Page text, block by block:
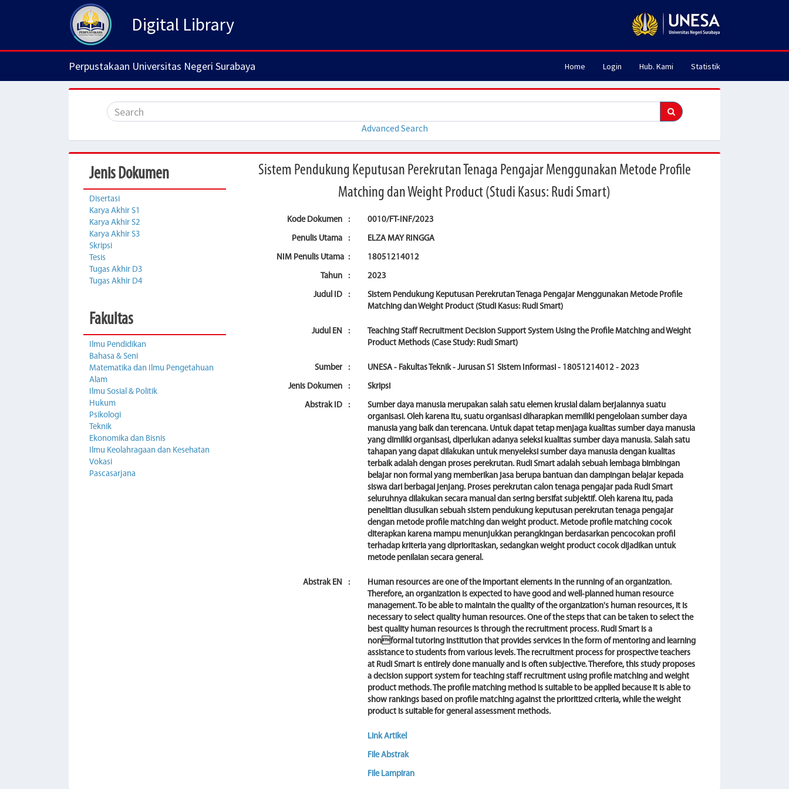
Digital Library
Perpustakaan Universitas Negeri Surabaya Home Login Hub. Kami Statistik
Advanced Search
Jenis Dokumen
Disertasi
Karya Akhir S1
Karya Akhir S2
Karya Akhir S3
Skripsi
Tesis
Tugas Akhir D3
Tugas Akhir D4
Fakultas
Ilmu Pendidikan
Bahasa & Seni
Matematika dan Ilmu Pengetahuan
Alam
Ilmu Sosial & Politik
Hukum
Psikologi
Teknik
Ekonomika dan Bisnis
Ilmu Keolahragaan dan Kesehatan
Vokasi
Pascasarjana
Sistem Pendukung Keputusan Perekrutan Tenaga Pengajar Menggunakan Metode Profile
Matching dan Weight Product (Studi Kasus: Rudi Smart)
Kode Dokumen : 0010/FT-INF/2023
Penulis Utama : ELZA MAY RINGGA
NIM Penulis Utama : 18051214012
Tahun : 2023
Judul ID :
Sistem Pendukung Keputusan Perekrutan Tenaga Pengajar Menggunakan Metode Profile
Matching dan Weight Product (Studi Kasus: Rudi Smart)
Judul EN :
Teaching Staff Recruitment Decision Support System Using the Profile Matching and Weight
Product Methods (Case Study: Rudi Smart)
Sumber : UNESA - Fakultas Teknik - Jurusan S1 Sistem Informasi - 18051214012 - 2023
Jenis Dokumen : Skripsi
Abstrak ID :
Sumber daya manusia merupakan salah satu elemen krusial dalam berjalannya suatu
organisasi. Oleh karena itu, suatu organisasi diharapkan memiliki pengelolaan sumber daya
manusia yang baik dan terencana. Untuk dapat tetap menjaga kualitas sumber daya manusia
yang dimiliki organisasi, diperlukan adanya seleksi kualitas sumber daya manusia. Salah satu
tahapan yang dapat dilakukan untuk menyeleksi sumber daya manusia dengan kualitas
terbaik adalah dengan proses perekrutan. Rudi Smart adalah sebuah lembaga bimbingan
belajar non formal yang memberikan jasa berupa bantuan dan dampingan belajar kepada
siswa dari berbagai jenjang. Proses perekrutan calon tenaga pengajar pada Rudi Smart
seluruhnya dilakukan secara manual dan sering bersifat subjektif. Oleh karena itu, pada
penelitian diusulkan sebuah sistem pendukung keputusan perekrutan tenaga pengajar
dengan metode profile matching dan weight product. Metode profile matching cocok
diterapkan karena mampu menunjukkan perangkingan berdasarkan pencocokan profil
terhadap kriteria yang diprioritaskan, sedangkan weight product cocok dijadikan untuk
metode penilaian secara general.
Abstrak EN :
Human resources are one of the important elements in the running of an organization.
Therefore, an organization is expected to have good and well-planned human resource
management. To be able to maintain the quality of the organization's human resources, it is
necessary to select quality human resources. One of the steps that can be taken to select the
best quality human resources is through the recruitment process. Rudi Smart is a
nonformal tutoring institution that provides services in the form of mentoring and learning
assistance to students from various levels. The recruitment process for prospective teachers
at Rudi Smart is entirely done manually and is often subjective. Therefore, this study proposes
a decision support system for teaching staff recruitment using profile matching and weight
product methods. The profile matching method is suitable to be applied because it is able to
show rankings based on profile matching against the prioritized criteria, while the weight
product is suitable for general assessment methods.
Link Artikel
File Abstrak
File Lampiran